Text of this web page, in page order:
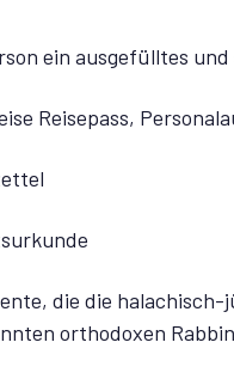
ein ausgefülltes
Reisepass,
die die halachisch-
orthodoxen